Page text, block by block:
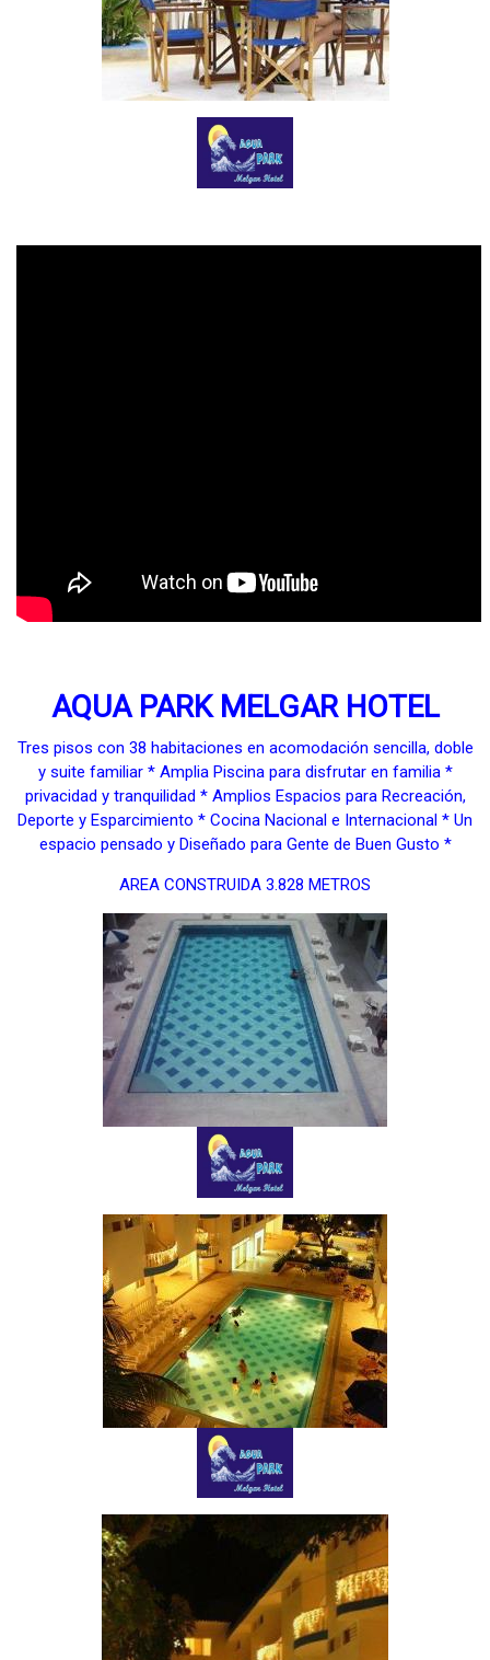
AQUA PARK MELGAR HOTEL
Tres pisos con 38 habitaciones en acomodación sencilla, doble
y suite familiar * Amplia Piscina para disfrutar en familia *
privacidad y tranquilidad * Amplios Espacios para Recreación,
Deporte y Esparcimiento * Cocina Nacional e Internacional * Un
espacio pensado y Diseñado para Gente de Buen Gusto *
AREA CONSTRUIDA 3.828 METROS